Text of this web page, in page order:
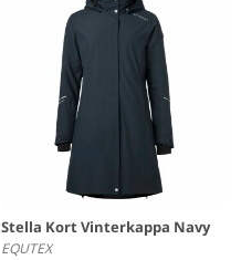
Stella Kort Vinterkappa Navy
EQUTEX